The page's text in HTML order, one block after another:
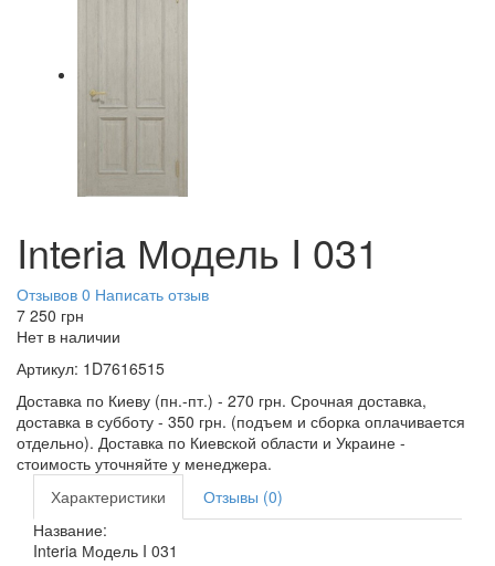
Interia Модель I 031
Отзывов 0 Написать отзыв
7 250 грн
Нет в наличии
Артикул: 1D7616515
Доставка по Киеву (пн.-пт.) - 270 грн. Срочная доставка,
доставка в субботу - 350 грн. (подъем и сборка оплачивается
отдельно). Доставка по Киевской области и Украине -
стоимость уточняйте у менеджера.
Характеристики
Отзывы (0)
Название:
Interia Модель I 031